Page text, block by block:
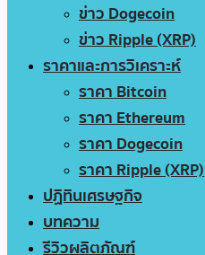
ข่าว Dogecoin
ข่าว Ripple (XRP)
ราคาและการวิเคราะห์
ราคา Bitcoin
ราคา Ethereum
ราคา Dogecoin
ราคา Ripple (XRP)
ปฏิทินเศรษฐกิจ
บทความ
รีวิวผลิตภัณฑ์